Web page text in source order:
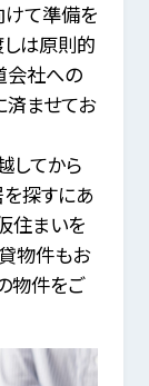
けて準備を
は原則的
会社への
ませてお
してから
探すにあ
住まいを
物件もお
物件をご